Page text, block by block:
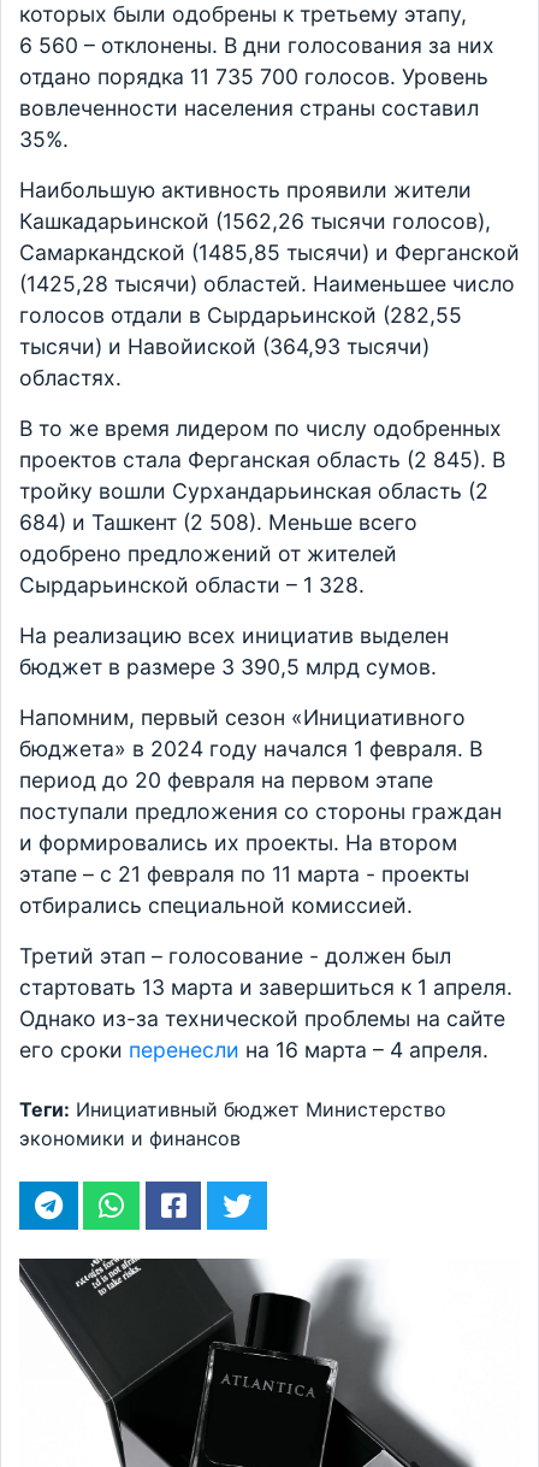
которых были одобрены к третьему этапу,
6 560 – отклонены. В дни голосования за них
отдано порядка 11 735 700 голосов. Уровень
вовлеченности населения страны составил
35%.
Наибольшую активность проявили жители
Кашкадарьинской (1562,26 тысячи голосов),
Самаркандской (1485,85 тысячи) и Ферганской
(1425,28 тысячи) областей. Наименьшее число
голосов отдали в Сырдарьинской (282,55
тысячи) и Навойиской (364,93 тысячи)
областях.
В то же время лидером по числу одобренных
проектов стала Ферганская область (2 845). В
тройку вошли Сурхандарьинская область (2
684) и Ташкент (2 508). Меньше всего
одобрено предложений от жителей
Сырдарьинской области – 1 328.
На реализацию всех инициатив выделен
бюджет в размере 3 390,5 млрд сумов.
Напомним, первый сезон «Инициативного
бюджета» в 2024 году начался 1 февраля. В
период до 20 февраля на первом этапе
поступали предложения со стороны граждан
и формировались их проекты. На втором
этапе – с 21 февраля по 11 марта - проекты
отбирались специальной комиссией.
Третий этап – голосование - должен был
стартовать 13 марта и завершиться к 1 апреля.
Однако из-за технической проблемы на сайте
его сроки перенесли на 16 марта – 4 апреля.
Теги: Инициативный бюджет Министерство
экономики и финансов